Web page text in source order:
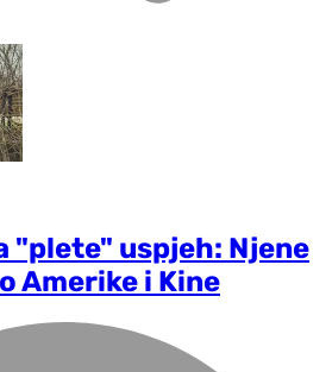
"plete" uspjeh: Njene
Amerike i Kine